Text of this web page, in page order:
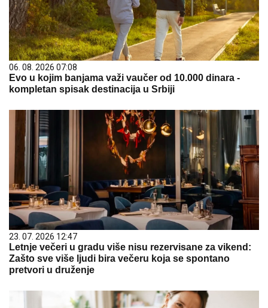
06. 08. 2026 07:08
Evo u kojim banjama važi vaučer od 10.000 dinara -
kompletan spisak destinacija u Srbiji
23. 07. 2026 12:47
Letnje večeri u gradu više nisu rezervisane za vikend:
Zašto sve više ljudi bira večeru koja se spontano
pretvori u druženje